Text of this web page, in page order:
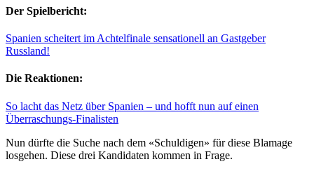
Der Spielbericht:
Spanien scheitert im Achtelfinale sensationell an Gastgeber
Russland!
Die Reaktionen:
So lacht das Netz über Spanien – und hofft nun auf einen
Überraschungs-Finalisten
Nun dürfte die Suche nach dem «Schuldigen» für diese Blamage
losgehen. Diese drei Kandidaten kommen in Frage.